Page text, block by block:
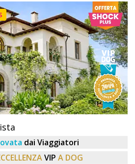
dai Viaggiatori
VIP A DOG